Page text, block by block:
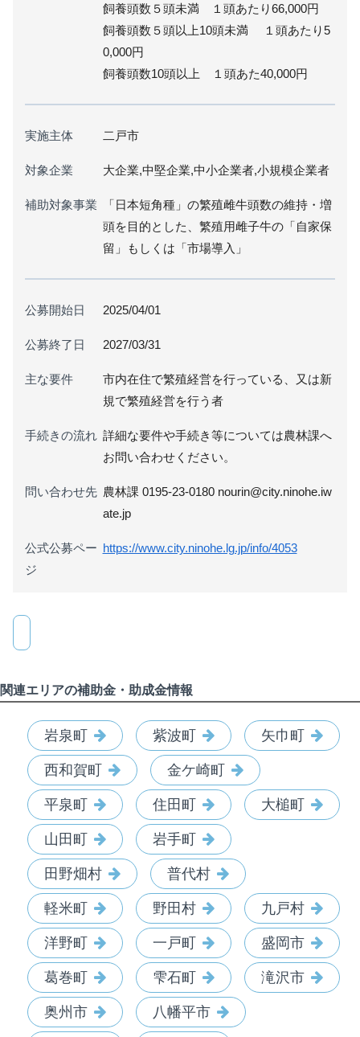
飼養頭数５頭未満 １頭あたり66,000円
飼養頭数５頭以上10頭未満 １頭あたり5
0,000円
飼養頭数10頭以上 １頭あた40,000円
実施主体 二戸市
対象企業 大企業,中堅企業,中小企業者,小規模企業者
補助対象事業
「日本短角種」の繁殖雌牛頭数の維持・増
頭を目的とした、繁殖用雌子牛の「自家保
留」もしくは「市場導入」
公募開始日 2025/04/01
公募終了日 2027/03/31
主な要件
市内在住で繁殖経営を行っている、又は新
規で繁殖経営を行う者
手続きの流れ 詳細な要件や手続き等については農林課へ
お問い合わせください。
問い合わせ先 農林課 0195-23-0180 nourin@city.ninohe.iw
ate.jp
公式公募ペー
ジ
https://www.city.ninohe.lg.jp/info/4053
関連エリアの補助金・助成金情報
岩泉町 紫波町 矢巾町
西和賀町 金ケ崎町
平泉町 住田町 大槌町
山田町 岩手町
田野畑村 普代村
軽米町 野田村 九戸村
洋野町 一戸町 盛岡市
葛巻町 雫石町 滝沢市
奥州市 八幡平市